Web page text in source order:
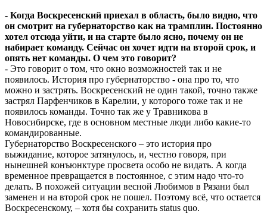
- Когда Воскресенский приехал в область, было видно, что
он смотрит на губернаторство как на трамплин. Постоянно
хотел отсюда уйти, и на старте было ясно, почему он не
набирает команду. Сейчас он хочет идти на второй срок, и
опять нет команды. О чем это говорит?
- Это говорит о том, что окно возможностей так и не
появилось. История про губернаторство - она про то, что
можно и застрять. Воскресенский не один такой, точно также
застрял Парфенчиков в Карелии, у которого тоже так и не
появилось команды. Точно так же у Травникова в
Новосибирске, где в основном местные люди либо какие-то
командированные.
Губернаторство Воскресенского – это история про
выжидание, которое затянулось, и, честно говоря, при
нынешней конъюнктуре просвета особо не видать. А когда
временное превращается в постоянное, с этим надо что-то
делать. В похожей ситуации весной Любимов в Рязани был
заменен и на второй срок не пошел. Поэтому всё, что остается
Воскресенскому, – хотя бы сохранить status quo.